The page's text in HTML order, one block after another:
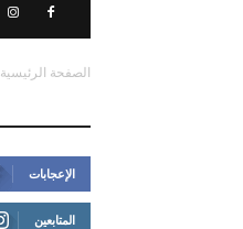
الصفحة الرئيسية
الإعجابات
المتابعين